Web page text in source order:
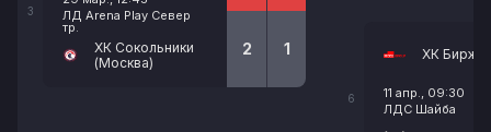
3
ЛД Arena Play Север
тр.
ХК Сокольники
(Москва)
2 1
6
ХК
11 апр., 09:30
ЛДС Шайба